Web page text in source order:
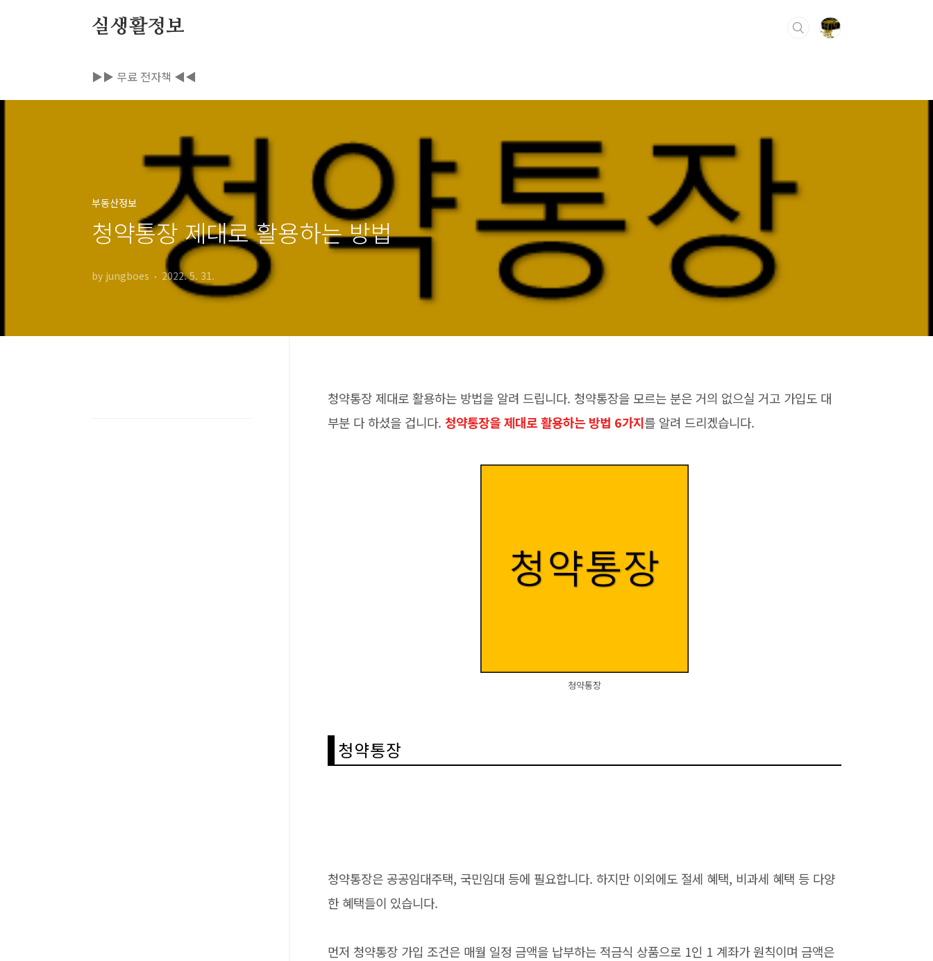
실생활정보
▶▶ 무료 전자책 ◀◀
부동산정보
청약통장 제대로 활용하는 방법
by jungboes 2022. 5. 31.
청약통장 제대로 활용하는 방법을 알려 드립니다. 청약통장을 모르는 분은 거의 없으실 거고 가입도 대
부분 다 하셨을 겁니다. 청약통장을 제대로 활용하는 방법 6가지를 알려 드리겠습니다.
청약통장
청약통장
청약통장은 공공임대주택, 국민임대 등에 필요합니다. 하지만 이외에도 절세 혜택, 비과세 혜택 등 다양
한 혜택들이 있습니다.
먼저 청약통장 가입 조건은 매월 일정 금액을 납부하는 적금식 상품으로 1인 1 계좌가 원칙이며 금액은